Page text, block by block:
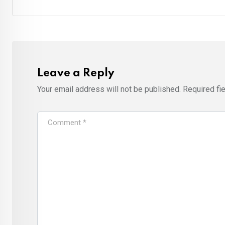
Leave a Reply
Your email address will not be published. Required